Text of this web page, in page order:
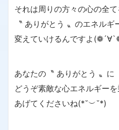
それは周りの方々の心の全て
〝 ありがとう 〟のエネルギ
変えていけるんですよ
あなたの〝 ありがとう 〟に
どうぞ素敵な心エネルギーを
あげてくださいね(*˘︶˘*)